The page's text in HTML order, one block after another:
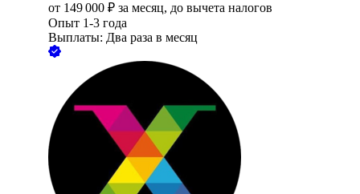
от 149 000 ₽ за месяц, до вычета налогов
Опыт 1-3 года
Выплаты: Два раза в месяц